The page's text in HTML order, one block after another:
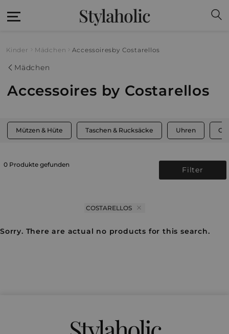
Stylaholic
Kinder Mädchen Accessoiresby Costarellos
Mädchen
Accessoires by Costarellos
Mützen & Hüte Taschen & Rucksäcke Uhren
0 Produkte gefunden
Filter
COSTARELLOS
Sorry. There are actual no products for this search.